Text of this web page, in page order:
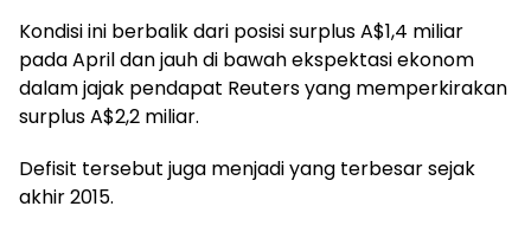
Kondisi ini berbalik dari posisi surplus A$1,4 miliar
pada April dan jauh di bawah ekspektasi ekonom
dalam jajak pendapat Reuters yang memperkirakan
surplus A$2,2 miliar.
Defisit tersebut juga menjadi yang terbesar sejak
akhir 2015.